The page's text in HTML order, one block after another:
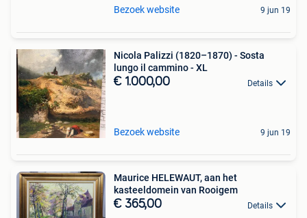
Bezoek website 9 jun 19
Nicola Palizzi (1820–1870) - Sosta
lungo il cammino - XL
€ 1.000,00 Details
Bezoek website 9 jun 19
Maurice HELEWAUT, aan het
kasteeldomein van Rooigem
€ 365,00 Details